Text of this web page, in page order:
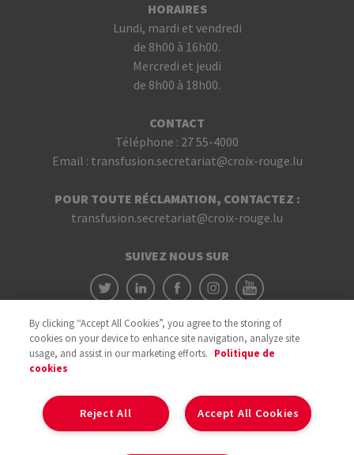
HORAIRES
Lundi, mardi et vendredi
de 8h00 à 16h00.
Mercredi et jeudi
de 8h00 à 18h00.
CONTACT
Téléphone : 27 55-4000
Email : transfusion.secretariat@croix-rouge.lu
POUR TOUTE RÉCLAMATION, CONTACTEZ :
transfusion.secretariat@croix-rouge.lu
SUIVEZ NOUS SUR
By clicking “Accept All Cookies”, you agree to the storing of
cookies on your device to enhance site navigation, analyze site
usage, and assist in our marketing efforts. Politique de
cookies
Accept All Cookies
Reject All